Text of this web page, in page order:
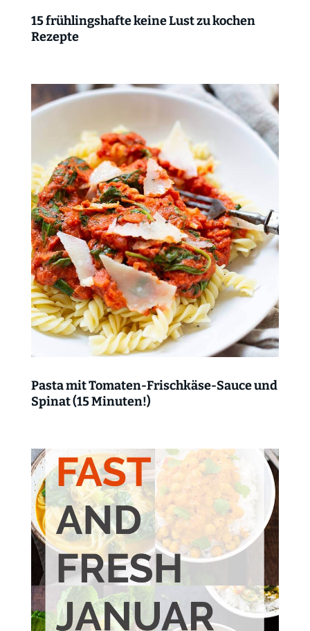
15 frühlingshafte keine Lust zu kochen
Rezepte
Pasta mit Tomaten-Frischkäse-Sauce und
Spinat (15 Minuten!)